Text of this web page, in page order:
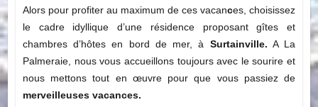
Alors pour profiter au maximum de ces vacances, choisissez
le cadre idyllique d’une résidence proposant gîtes et
chambres d’hôtes en bord de mer, à Surtainville. A La
Palmeraie, nous vous accueillons toujours avec le sourire et
nous mettons tout en œuvre pour que vous passiez de
merveilleuses vacances.